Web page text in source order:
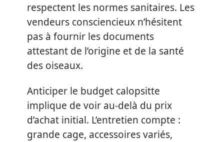
respectent les normes sanitaires. Les
vendeurs consciencieux n’hésitent
pas à fournir les documents
attestant de l’origine et de la santé
des oiseaux.
Anticiper le budget calopsitte
implique de voir au-delà du prix
d’achat initial. L’entretien compte :
grande cage, accessoires variés,